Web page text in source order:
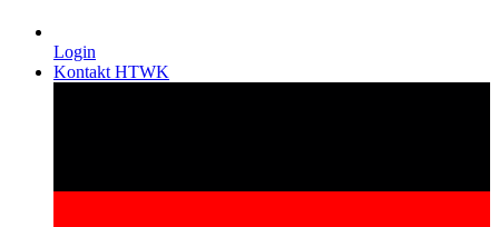
Login
Kontakt HTWK